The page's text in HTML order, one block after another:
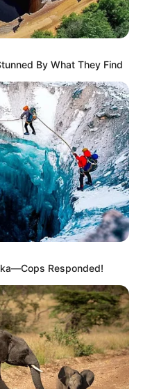
By What They Find
Responded!